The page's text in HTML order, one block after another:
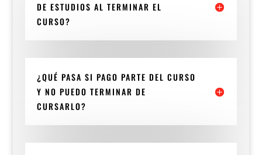
DE ESTUDIOS AL TERMINAR EL
CURSO?
¿QUÉ PASA SI PAGO PARTE DEL CURSO
Y NO PUEDO TERMINAR DE
CURSARLO?